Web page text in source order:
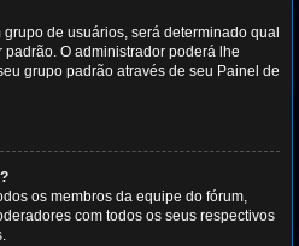
de usuários, será determinado qual
O administrador poderá lhe
grupo padrão através de seu Painel de
os membros da equipe do fórum,
com todos os seus respectivos